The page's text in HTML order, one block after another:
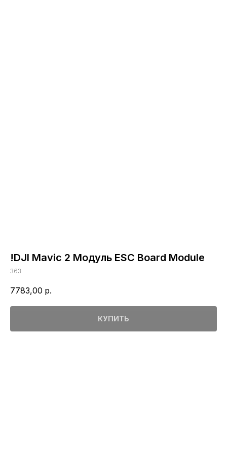
!DJI Mavic 2 Модуль ESC Board Module
363
7783,00 р.
КУПИТЬ